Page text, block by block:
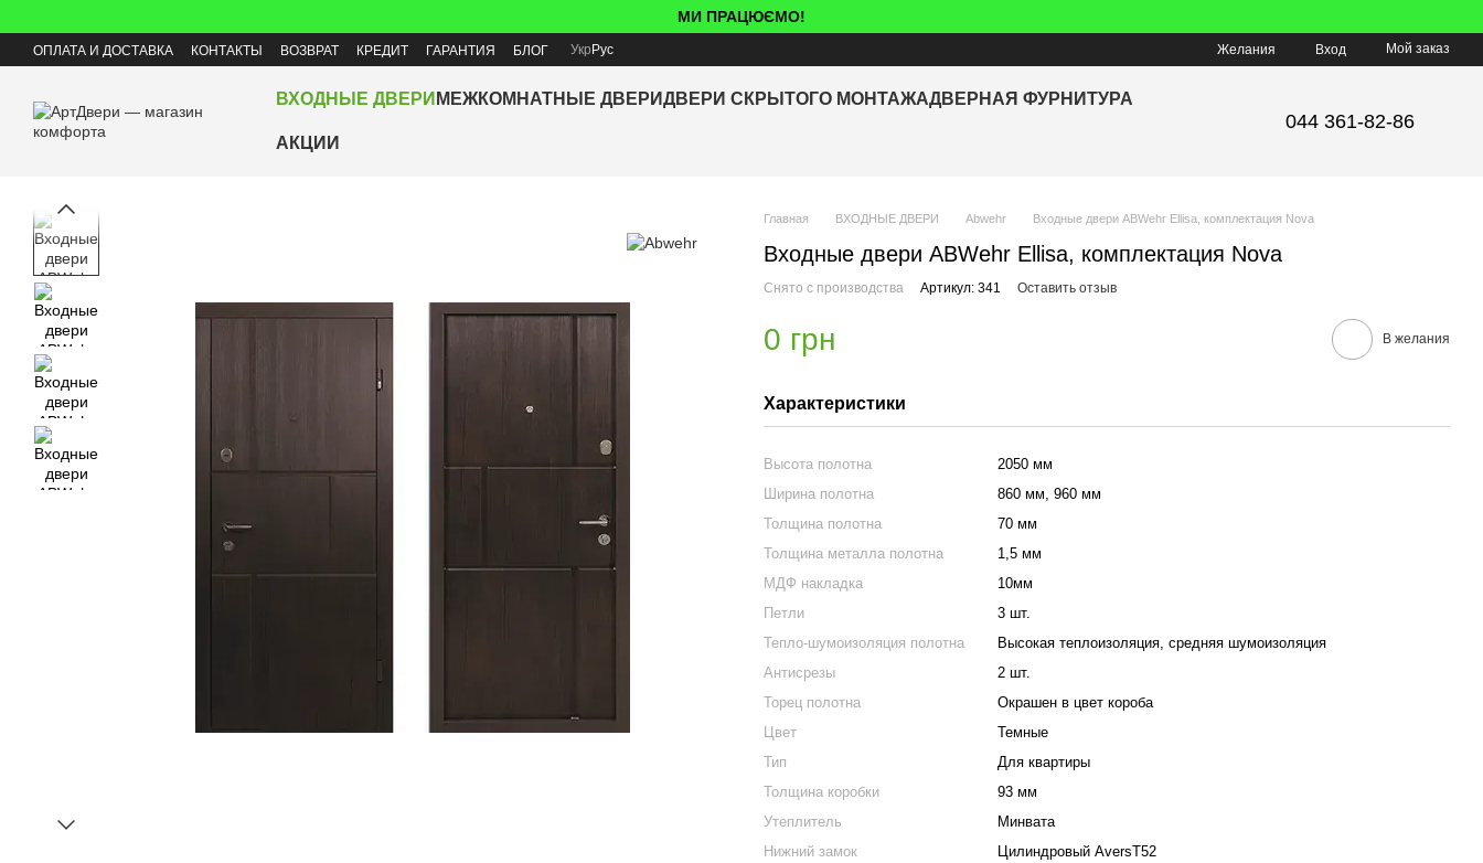
МИ ПРАЦЮЄМО!
ОПЛАТА И ДОСТАВКА КОНТАКТЫ ВОЗВРАТ КРЕДИТ ГАРАНТИЯ БЛОГ Укр Рус Желания Вход Мой заказ
ВХОДНЫЕ ДВЕРИ МЕЖКОМНАТНЫЕ ДВЕРИДВЕРИ СКРЫТОГО МОНТАЖАДВЕРНАЯ ФУРНИТУРА
АКЦИИ
044 361-82-86
Главная ВХОДНЫЕ ДВЕРИ Abwehr Входные двери ABWehr Ellisa, комплектация Nova
Входные двери ABWehr Ellisa, комплектация Nova
Снято с производства Артикул: 341 Оставить отзыв
0 грн В желания
Характеристики
Высота полотна
2050 мм
Ширина полотна
860 мм, 960 мм
Толщина полотна
70 мм
Толщина металла полотна
1,5 мм
МДФ накладка
10мм
Петли
3 шт.
Тепло-шумоизоляция полотна
Высокая теплоизоляция, средняя шумоизоляция
Антисрезы
2 шт.
Торец полотна
Окрашен в цвет короба
Цвет
Темные
Тип
Для квартиры
Толщина коробки
93 мм
Утеплитель
Минвата
Нижний замок
Цилиндровый AversT52